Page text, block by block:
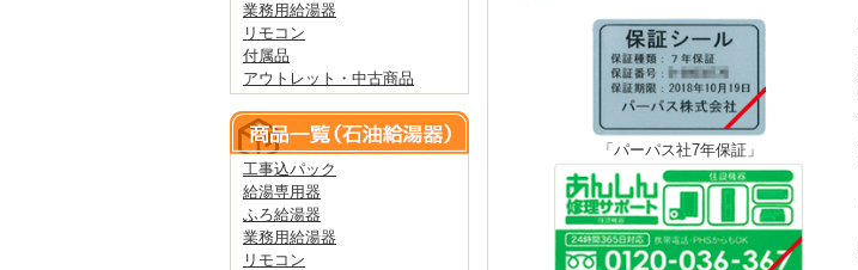
「パーパス社7年保証」
業務用給湯器
リモコン
付属品
アウトレット・中古商品
工事込パック
給湯専用器
ふろ給湯器
業務用給湯器
リモコン